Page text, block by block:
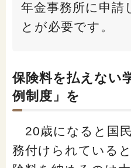
年金事務所に申請
とが必要です。
保険料を払えない
例制度」を
20歳になると国
務付けられている